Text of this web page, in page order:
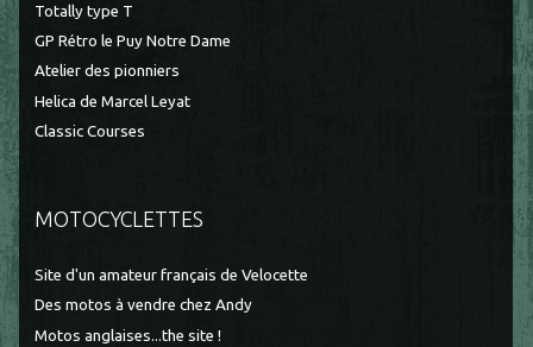
Totally type T
GP Rétro le Puy Notre Dame
Atelier des pionniers
Helica de Marcel Leyat
Classic Courses
MOTOCYCLETTES
Site d'un amateur français de Velocette
Des motos à vendre chez Andy
Motos anglaises...the site !